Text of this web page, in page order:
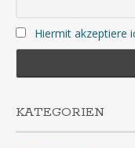
Hiermit akzeptiere
KATEGORIEN